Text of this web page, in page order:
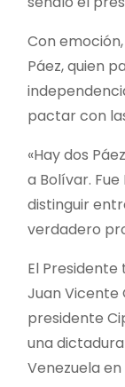
Con
Páez, quien
pactar con
«Hay dos
a Bolívar.
distinguir
verdadero
El
Juan Vicente
presidente
una
Venezuela